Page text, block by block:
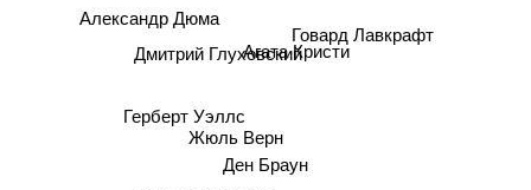
Ден Браун
Жюль Верн
Дмитрий Глуховский
Агата КристиГовард Лавкрафт